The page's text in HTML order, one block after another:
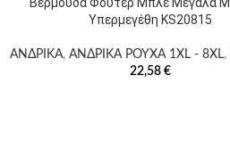
Βερμούδα Φούτερ Μπλε Μεγάλα
Υπερμεγέθη KS20815
ΑΝΔΡΙΚΑ, ΑΝΔΡΙΚΑ ΡΟΥΧΑ 1XL - 8XL,
22,58 €